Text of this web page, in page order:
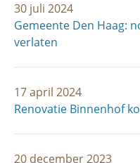
30 juli 2024
Gemeente Den Haag:
verlaten
17 april 2024
Renovatie Binnenhof
20 december 2023